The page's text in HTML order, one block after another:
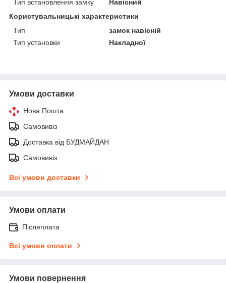
Тип встановлення замку
Навісний
Користувальницькі характеристики
Тип
замок навісній
Тип установки
Накладної
Умови доставки
Нова Пошта
Самовивіз
Доставка від БУДМАЙДАН
Самовивіз
Всі умови доставки
Умови оплати
Післяплата
Всі умови оплати
Умови повернення